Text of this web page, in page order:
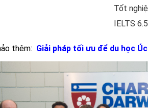
Tốt
IELTS
thêm: Giải pháp tối ưu để du học